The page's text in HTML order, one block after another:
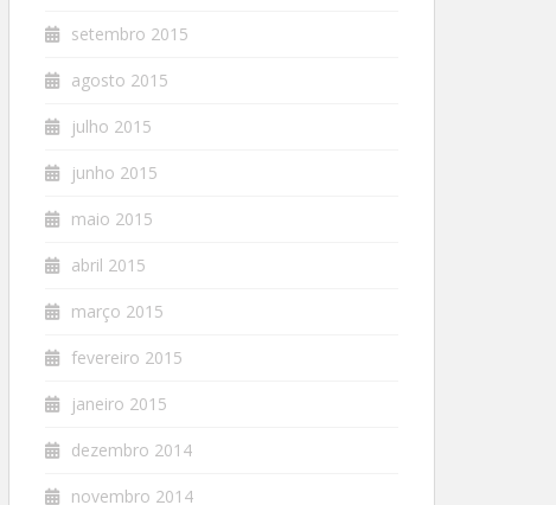
setembro 2015
agosto 2015
julho 2015
junho 2015
maio 2015
abril 2015
março 2015
fevereiro 2015
janeiro 2015
dezembro 2014
novembro 2014